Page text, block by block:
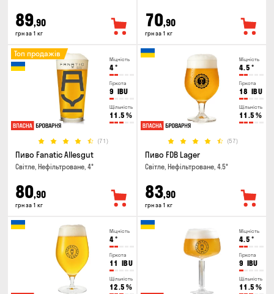
89,90
грн за 1 кг
70,90
грн за 1 кг
Міцність
4°
Гіркота
9 IBU
Щільність
11.5 %
(71)
Топ продажів
Пиво Fanatic Allesgut
Світле, Нефільтроване, 4°
80,90
грн за 1 кг
Міцність
4.5 °
Гіркота
18 IBU
Щільність
11.5 %
(57)
Пиво FDB Lager
Світле, Нефільтроване, 4.5°
83,90
грн за 1 кг
Міцність
4°
Гіркота
11 IBU
Щільність
12.5 %
Міцність
4.5 °
Гіркота
9 IBU
Щільність
11.5 %